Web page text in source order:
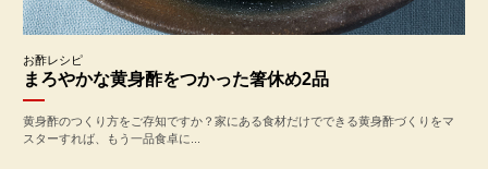
お酢レシピ
まろやかな黄身酢をつかった箸休め2品
黄身酢のつくり方をご存知ですか？家にある食材だけでできる黄身酢づくりをマ
スターすれば、もう一品食卓に...